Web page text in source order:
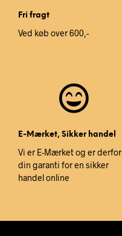
Fri fragt
Ved køb over 600,-
E-Mærket, Sikker handel
Vi er E-Mærket og er derfor
din garanti for en sikker
handel online